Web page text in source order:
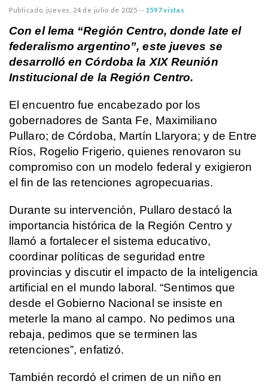
Publicado, jueves, 24 de julio de 2025 -- 1597 vistas
Con el lema “Región Centro, donde late el
federalismo argentino”, este jueves se
desarrolló en Córdoba la XIX Reunión
Institucional de la Región Centro.
El encuentro fue encabezado por los
gobernadores de Santa Fe, Maximiliano
Pullaro; de Córdoba, Martín Llaryora; y de Entre
Ríos, Rogelio Frigerio, quienes renovaron su
compromiso con un modelo federal y exigieron
el fin de las retenciones agropecuarias.
Durante su intervención, Pullaro destacó la
importancia histórica de la Región Centro y
llamó a fortalecer el sistema educativo,
coordinar políticas de seguridad entre
provincias y discutir el impacto de la inteligencia
artificial en el mundo laboral. “Sentimos que
desde el Gobierno Nacional se insiste en
meterle la mano al campo. No pedimos una
rebaja, pedimos que se terminen las
retenciones”, enfatizó.
También recordó el crimen de un niño en